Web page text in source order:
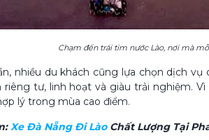
Chạm đến trái tim nước Lào, nơi mà
nhiều du khách cũng lựa chọn dịch
tư, linh hoạt và giàu trải nghiệm.
lý trong mùa cao điểm.
Xe Đà Nẵng Đi Lào Chất Lượng Tại